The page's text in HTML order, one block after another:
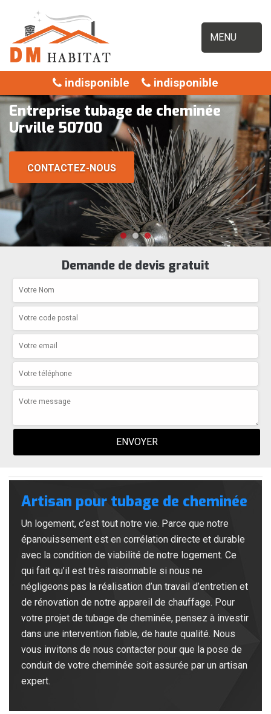
MENU
indisponible indisponible
Entreprise tubage de cheminée
Urville 50700
CONTACTEZ-NOUS
Demande de devis gratuit
Artisan pour tubage de cheminée
Un logement, c’est tout notre vie. Parce que notre
épanouissement est en corrélation directe et durable
avec la condition de viabilité de notre logement. Ce
qui fait qu’il est très raisonnable si nous ne
négligeons pas la réalisation d’un travail d’entretien et
de rénovation de notre appareil de chauffage. Pour
votre projet de tubage de cheminée, pensez à investir
dans une intervention fiable, de haute qualité. Nous
vous invitons de nous contacter pour que la pose de
conduit de votre cheminée soit assurée par un artisan
expert.